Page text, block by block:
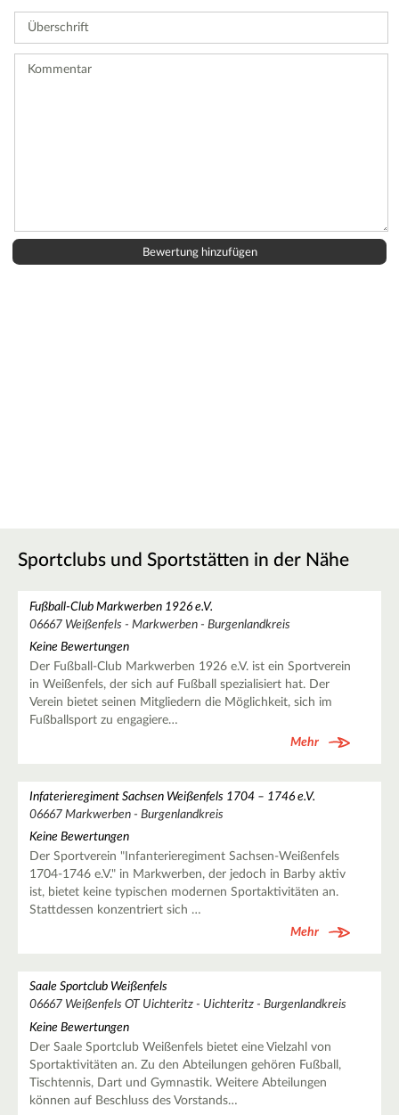
eine
Sportclubs und Sportstätten in der Nähe
Fußball-Club Markwerben 1926 e.V.
06667 Weißenfels - Markwerben - Burgenlandkreis
Keine Bewertungen
Der Fußball-Club Markwerben 1926 e.V. ist ein Sportverein
in Weißenfels, der sich auf Fußball spezialisiert hat. Der
Verein bietet seinen Mitgliedern die Möglichkeit, sich im
Fußballsport zu engagiere…
Mehr
Infaterieregiment Sachsen Weißenfels 1704 – 1746 e.V.
06667 Markwerben - Burgenlandkreis
Keine Bewertungen
Der Sportverein "Infanterieregiment Sachsen-Weißenfels
1704-1746 e.V." in Markwerben, der jedoch in Barby aktiv
ist, bietet keine typischen modernen Sportaktivitäten an.
Stattdessen konzentriert sich …
Mehr
Saale Sportclub Weißenfels
06667 Weißenfels OT Uichteritz - Uichteritz - Burgenlandkreis
Keine Bewertungen
Der Saale Sportclub Weißenfels bietet eine Vielzahl von
Sportaktivitäten an. Zu den Abteilungen gehören Fußball,
Tischtennis, Dart und Gymnastik. Weitere Abteilungen
können auf Beschluss des Vorstands…